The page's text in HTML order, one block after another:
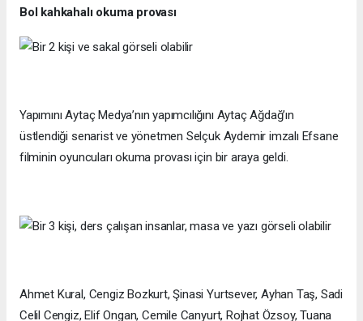
Bol kahkahalı okuma provası
Yapımını Aytaç Medya’nın yapımcılığını Aytaç Ağdağ’ın
üstlendiği senarist ve yönetmen Selçuk Aydemir imzalı Efsane
filminin oyuncuları okuma provası için bir araya geldi.
Ahmet Kural, Cengiz Bozkurt, Şinasi Yurtsever, Ayhan Taş, Sadi
Celil Cengiz, Elif Ongan, Cemile Canyurt, Rojhat Özsoy, Tuana